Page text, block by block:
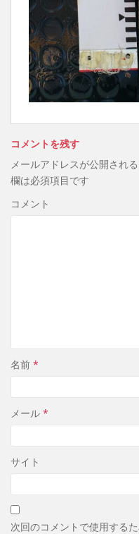
コメントを残す
メールアドレスが公開され
欄は必須項目です
コメント
名前 *
メール *
サイト
次回のコメントで使用する